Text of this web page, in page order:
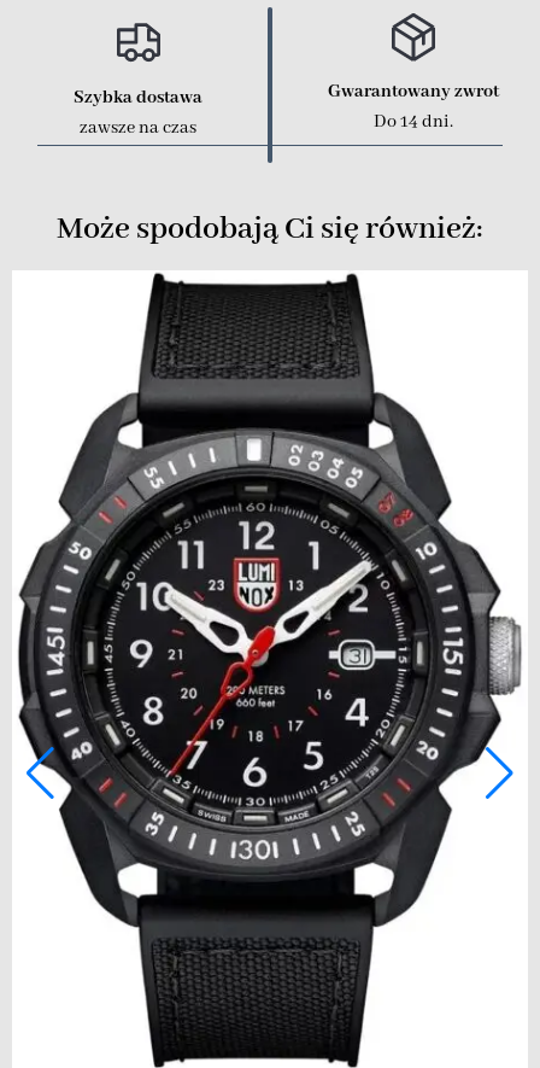
Szybka dostawa
zawsze na czas
Gwarantowany zwrot
Do 14 dni.
Może spodobają Ci się również: